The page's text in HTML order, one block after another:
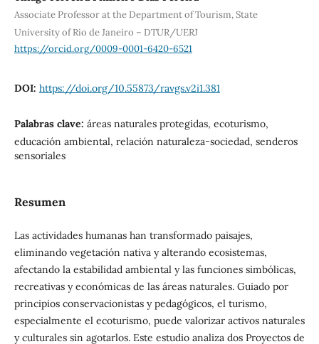
Associate Professor at the Department of Tourism, State
University of Rio de Janeiro – DTUR/UERJ
https://orcid.org/0009-0001-6420-6521
DOI: https://doi.org/10.55873/ravgs.v2i1.381
Palabras clave: áreas naturales protegidas, ecoturismo,
educación ambiental, relación naturaleza-sociedad, senderos
sensoriales
Resumen
Las actividades humanas han transformado paisajes,
eliminando vegetación nativa y alterando ecosistemas,
afectando la estabilidad ambiental y las funciones simbólicas,
recreativas y económicas de las áreas naturales. Guiado por
principios conservacionistas y pedagógicos, el turismo,
especialmente el ecoturismo, puede valorizar activos naturales
y culturales sin agotarlos. Este estudio analiza dos Proyectos de